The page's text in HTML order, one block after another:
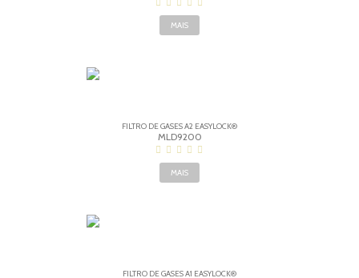
MAIS
FILTRO DE GASES A2 EASYLOCK®
MLD9200
MAIS
FILTRO DE GASES A1 EASYLOCK®